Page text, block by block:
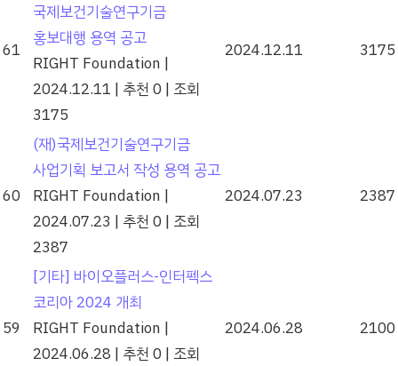
61
국제보건기술연구기금
홍보대행 용역 공고
RIGHT Foundation |
2024.12.11 | 추천 0 | 조회
3175
2024.12.11 3175
60
(재)국제보건기술연구기금
사업기획 보고서 작성 용역 공고
RIGHT Foundation |
2024.07.23 | 추천 0 | 조회
2387
2024.07.23 2387
59
[기타] 바이오플러스-인터펙스
코리아 2024 개최
RIGHT Foundation |
2024.06.28 | 추천 0 | 조회
2024.06.28 2100